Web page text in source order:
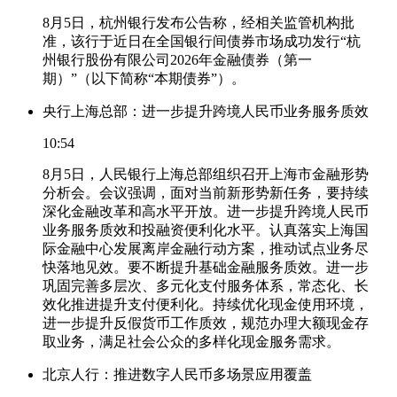
8月5日，杭州银行发布公告称，经相关监管机构批
准，该行于近日在全国银行间债券市场成功发行“杭
州银行股份有限公司2026年金融债券（第一
期）”（以下简称“本期债券”）。
央行上海总部：进一步提升跨境人民币业务服务质效
10:54
8月5日，人民银行上海总部组织召开上海市金融形势
分析会。会议强调，面对当前新形势新任务，要持续
深化金融改革和高水平开放。进一步提升跨境人民币
业务服务质效和投融资便利化水平。认真落实上海国
际金融中心发展离岸金融行动方案，推动试点业务尽
快落地见效。要不断提升基础金融服务质效。进一步
巩固完善多层次、多元化支付服务体系，常态化、长
效化推进提升支付便利化。持续优化现金使用环境，
进一步提升反假货币工作质效，规范办理大额现金存
取业务，满足社会公众的多样化现金服务需求。
北京人行：推进数字人民币多场景应用覆盖